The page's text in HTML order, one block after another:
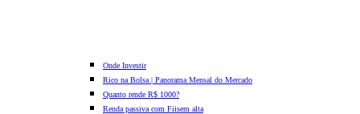
Onde Investir
Rico na Bolsa | Panorama Mensal do Mercado
Quanto rende R$ 1000?
Renda passiva com Fiisem alta